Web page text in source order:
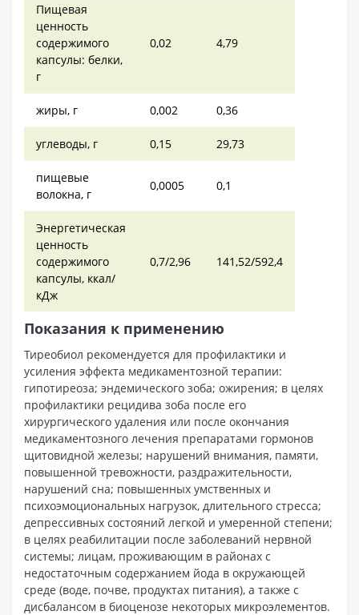
Пищевая
ценность
содержимого
капсулы: белки,
г
0,02 4,79
жиры, г 0,002 0,36
углеводы, г 0,15 29,73
пищевые
волокна, г
0,0005 0,1
Энергетическая
ценность
содержимого
капсулы, ккал/
кДж
0,7/2,96 141,52/592,4
Показания к применению
Тиреобиол рекомендуется для профилактики и
усиления эффекта медикаментозной терапии:
гипотиреоза; эндемического зоба; ожирения; в целях
профилактики рецидива зоба после его
хирургического удаления или после окончания
медикаментозного лечения препаратами гормонов
щитовидной железы; нарушений внимания, памяти,
повышенной тревожности, раздражительности,
нарушений сна; повышенных умственных и
психоэмоциональных нагрузок, длительного стресса;
депрессивных состояний легкой и умеренной степени;
в целях реабилитации после заболеваний нервной
системы; лицам, проживающим в районах с
недостаточным содержанием йода в окружающей
среде (воде, почве, продуктах питания), а также с
дисбалансом в биоценозе некоторых микроэлементов.